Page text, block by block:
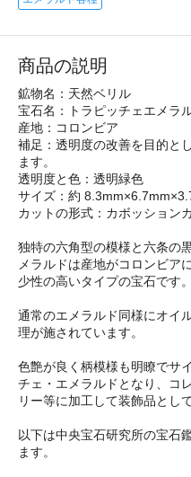
商品の説明
鉱物名：天然ベリル
宝石名：トラピッチェエメラ
産地：コロンビア
補足：透明度の改善を目的と
ます。
透明度と色：透明緑色
サイズ：約
カットの形式：カボッション
独特の六角型の模様と六条の
メラルドは産地がコロンビア
少性の高いタイプの宝石です。
通常のエメラルド同様にオイ
理が施されています。
色艶が良く柄模様も明瞭でサ
チェ・エメラルドとなり、コ
リー等に加工して装飾品とし
以下は中央宝石研究所の宝石
ます。